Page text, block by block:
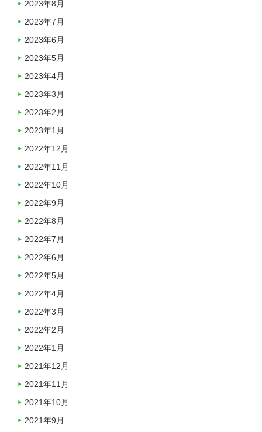
2023年8月
2023年7月
2023年6月
2023年5月
2023年4月
2023年3月
2023年2月
2023年1月
2022年12月
2022年11月
2022年10月
2022年9月
2022年8月
2022年7月
2022年6月
2022年5月
2022年4月
2022年3月
2022年2月
2022年1月
2021年12月
2021年11月
2021年10月
2021年9月